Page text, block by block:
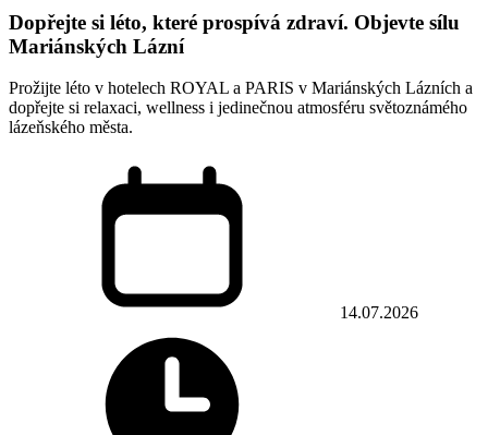
Dopřejte si léto, které prospívá zdraví. Objevte sílu
Mariánských Lázní
Prožijte léto v hotelech ROYAL a PARIS v Mariánských Lázních a
dopřejte si relaxaci, wellness i jedinečnou atmosféru světoznámého
lázeňského města.
14.07.2026